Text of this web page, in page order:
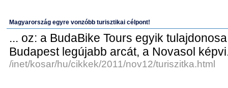
Magyarország egyre vonzóbb turisztikai célpont!
... oz: a BudaBike Tours egyik
Budapest legújabb arcát, a Novasol
/inet/kosar/hu/cikkek/2011/nov12/turiszitka.html